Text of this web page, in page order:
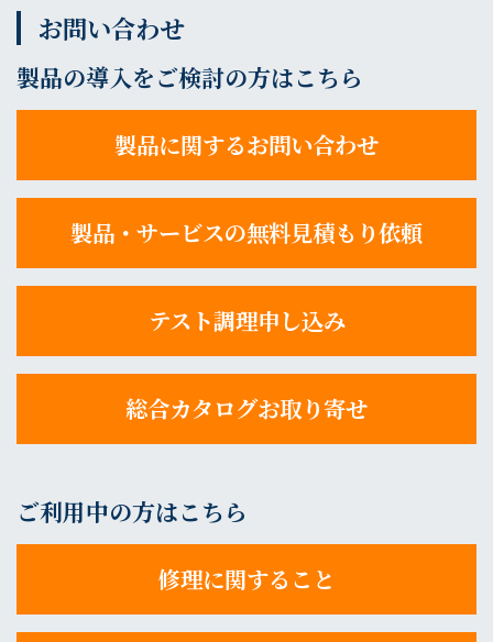
お問い合わせ
製品の導入をご検討の方はこちら
製品に関するお問い合わせ
製品・サービスの無料見積もり依頼
テスト調理申し込み
総合カタログお取り寄せ
ご利用中の方はこちら
修理に関すること